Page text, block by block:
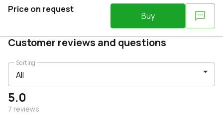
Price on request
Buy
Customer reviews and questions
5.0
7 reviews
Sorting